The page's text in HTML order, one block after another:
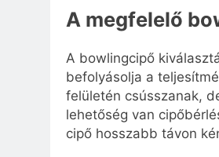
A megfelelő
A bowlingcipő
befolyásolja a
felületén csússzanak,
lehetőség van
cipő hosszabb távon